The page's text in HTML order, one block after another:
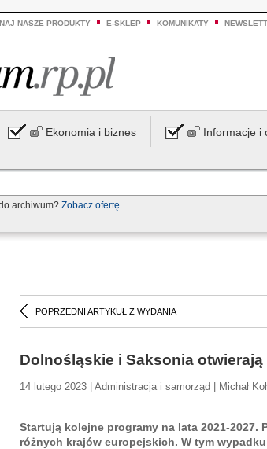
NASZE PRODUKTY E-SKLEP KOMUNIKATY
Ekonomia i biznes Informacje i
archiwum? Zobacz ofertę
POPRZEDNI ARTYKUŁ Z WYDANIA
Dolnośląskie i Saksonia
14 lutego 2023 | Administracja i samorząd | Michał
Startują kolejne programy na lata 2021-2027.
różnych krajów europejskich. W tym